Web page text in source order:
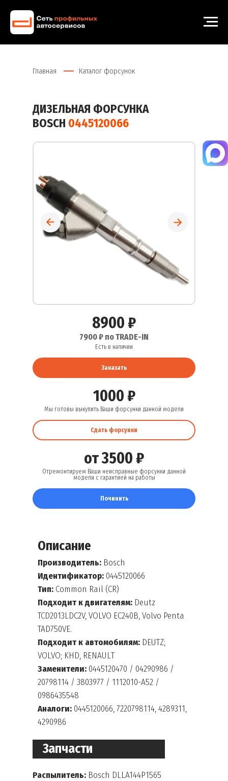
Каталог форсунок
Главная
ДИЗЕЛЬНАЯ ФОРСУНКА
BOSCH 0445120066
от 3500 ₽
Починить
Отремонтируем Ваши неисправные форсунки данной
модели с гарантией на работы
1000 ₽
Сдать форсунки
Мы готовы выкупить Ваши форсунки данной модели
7900 ₽ по TRADE-IN
8900 ₽
Заказать
Есть в наличии
Описание
Производитель: Bosch
Идентификатор: 0445120066
Тип: Common Rail (CR)
Подходит к двигателям: Deutz
TCD2013LDC2V, VOLVO EC240B, Volvo Penta
TAD750VE.
Подходит к автомобилям: DEUTZ;
VOLVO; KHD, RENАULТ
Заменители: 0445120470 / 04290986 /
20798114 / 3803977 / 1112010-А52 /
0986435548
Аналоги: 0445120066, 7220798114, 4289311,
4290986
Распылитель: Bosch DLLA144P1565
Запчасти